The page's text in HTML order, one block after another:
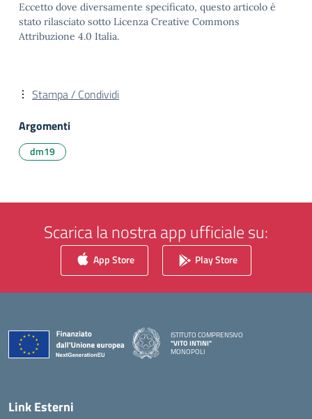
Eccetto dove diversamente specificato, questo articolo è
stato rilasciato sotto Licenza Creative Commons
Attribuzione 4.0 Italia.
Stampa / Condividi
Argomenti
dm19
Scarica la nostra app ufficiale su:
App Store Play Store
ISTITUTO COMPRENSIVO
"VITO INTINI"
MONOPOLI
Link Esterni